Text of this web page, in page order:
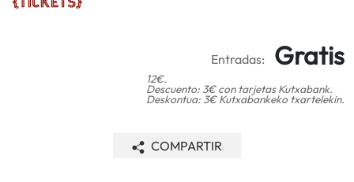
Entradas: Gratis
12€.
Descuento: 3€ con tarjetas Kutxabank.
Deskontua: 3€ Kutxabankeko txartelekin.
COMPARTIR